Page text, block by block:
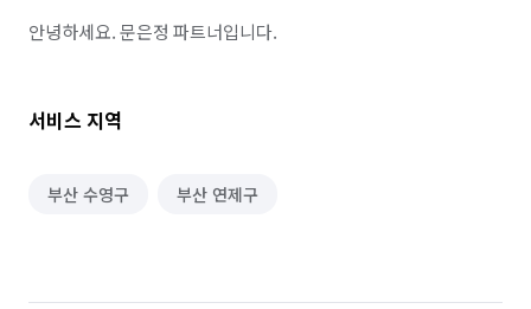
안녕하세요. 문은정 파트너입니다.
서비스 지역
부산 수영구 부산 연제구